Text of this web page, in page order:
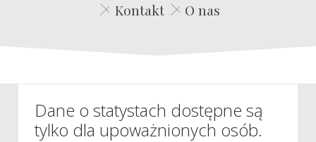
Kontakt
O nas
Dane o statystach dostępne są
tylko dla upoważnionych osób.